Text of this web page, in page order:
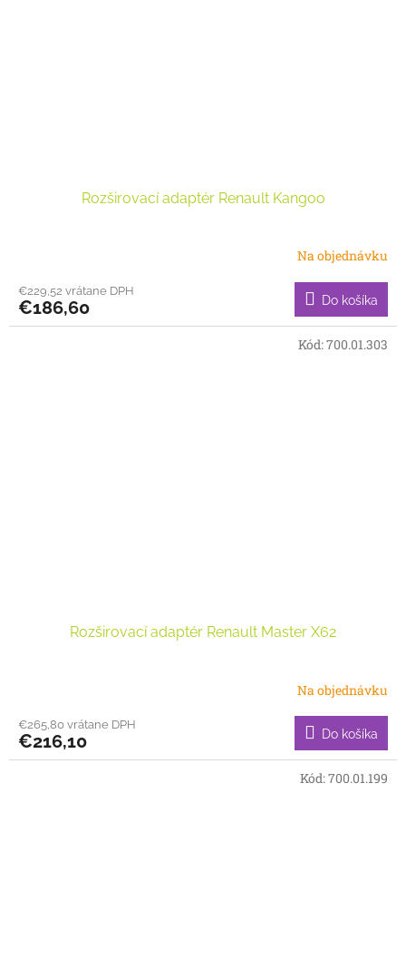
Rozširovací adaptér Renault Kangoo
Na objednávku
€229,52 vrátane DPH
€186,60 Do košíka
Rozširovací adaptér Renault Master X62
Na objednávku
€265,80 vrátane DPH
€216,10 Do košíka
Kód:700.01.303
Kód:700.01.199